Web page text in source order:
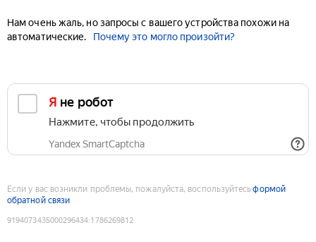
Нам очень жаль, но запросы с вашего устройства похожи на
автоматические.
Почему это могло произойти?
Я не робот
Нажмите, чтобы продолжить
Yandex SmartCaptcha
Если у вас возникли проблемы, пожалуйста, воспользуйтесьформой
обратной связи
9194073435000296434:1786269812